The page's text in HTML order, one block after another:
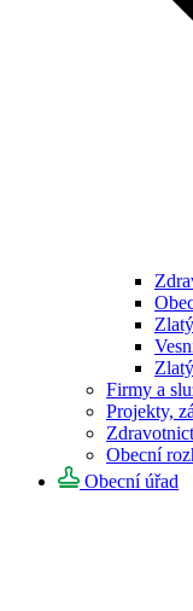
Firmy a
Projekty,
Obecní
Obecní úřad